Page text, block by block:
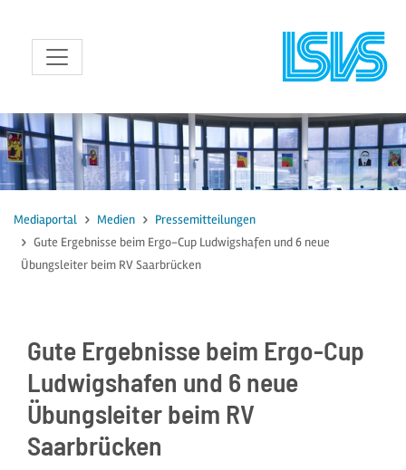
zum Inhalt
Mediaportal Medien
Pressemitteilungen
Gute Ergebnisse beim Ergo-Cup Ludwigshafen und 6 neue
Übungsleiter beim RV Saarbrücken
Gute Ergebnisse beim Ergo-Cup
Ludwigshafen und 6 neue
Übungsleiter beim RV
Saarbrücken